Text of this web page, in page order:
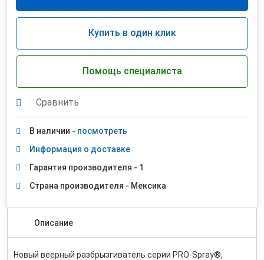
Купить в один клик
Помощь специалиста
Сравнить
В наличии - посмотреть
Информация о доставке
Гарантия производителя - 1
Страна производителя - Мексика
Описание
Новый веерный разбрызгиватель серии PRO-Spray®,